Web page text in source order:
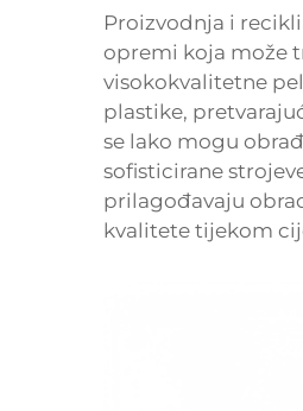
Proizvodnja i
opremi koja može
visokokvalitetne
plastike,
se lako mogu
sofisticirane
prilagođavaju
kvalitete tijekom